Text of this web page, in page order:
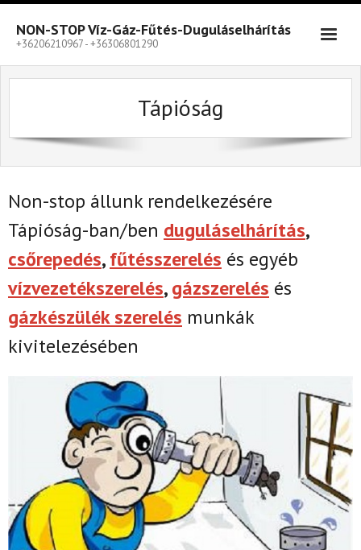
Skip
content
NON-STOP Víz-Gáz-Fűtés-Duguláselhárítás
+36206210967 - +36306801290
Tápióság
Non-stop állunk rendelkezésére
Tápióság-ban/ben duguláselhárítás,
csőrepedés,fűtésszerelés és egyéb
vízvezetékszerelés,gázszerelés és
gázkészülék szerelés munkák
kivitelezésében